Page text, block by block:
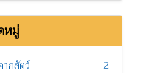
หมู่
กสัตว์ 2